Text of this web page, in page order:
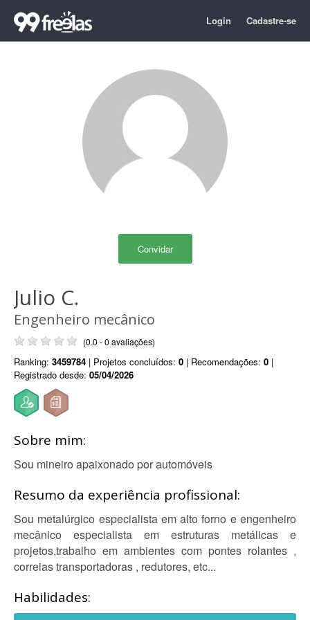
Login Cadastre-se
Convidar
Julio C.
Engenheiro mecânico
(0.0 - 0 avaliações)
Ranking: 3459784 | Projetos concluídos: 0 | Recomendações: 0 |
Registrado desde: 05/04/2026
Sobre mim:
Sou mineiro apaixonado por automóveis
Resumo da experiência profissional:
Sou metalúrgico especialista em alto forno e engenheiro
mecânico especialista em estruturas metálicas e
projetos,trabalho em ambientes com pontes rolantes ,
correias transportadoras , redutores, etc...
Habilidades: